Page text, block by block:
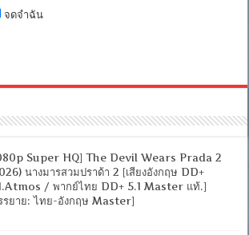
จดจำฉัน
Super HQ] The Devil Wears Prada 2
นางมารสวมปราด้า 2 [เสียงอังกฤษ DD+
/ พากย์ไทย DD+ 5.1 Master แท้.]
รยาย: ไทย-อังกฤษ Master]